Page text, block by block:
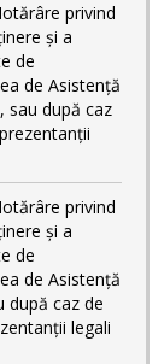
privind
și a
de
de Asistență
sau după caz
privind
și a
de
de Asistență
după caz de
legali